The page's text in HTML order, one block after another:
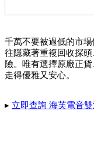
千萬不要被過低的市
往隱藏著重複回收探
險。唯有選擇原廠正
走得優雅又安心。
▸ 立即查詢 海芙電音